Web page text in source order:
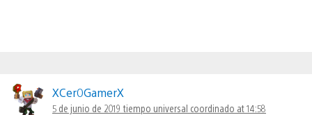
XCer0GamerX
5 de junio de 2019 tiempo universal coordinado at 14:58